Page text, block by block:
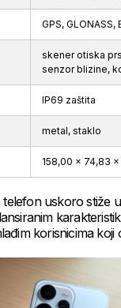
GPS, GLONASS,
skener otiska
senzor blizine,
IP69 zaštita
metal, staklo
158,00 x 74,83
telefon uskoro stiže
korisnicima